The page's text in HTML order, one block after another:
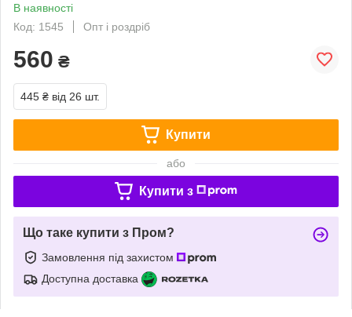
В наявності
Код: 1545
Опт і роздріб
560 ₴
445 ₴ від 26 шт.
Купити
або
Купити з
Що таке купити з Пром?
Замовлення під захистом
Доступна доставка